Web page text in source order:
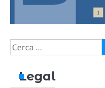
Ricerca
per:
Legal